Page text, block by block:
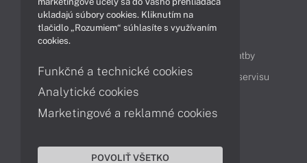
Obsah
Možnosti doručenia a platby
Podpora a servis
Servisné služby Cenník servisu
Kontakty
043 4224 771
Obchodné oddelenie
ukladajú súbory cookies. Kliknutím na
tlačidlo „Rozumiem“ súhlasíte s využívaním
cookies.
Funkčné a technické cookies
Analytické cookies
Marketingové a reklamné cookies
POVOLIŤ VŠETKO